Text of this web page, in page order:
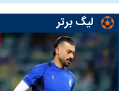
لیگ برتر